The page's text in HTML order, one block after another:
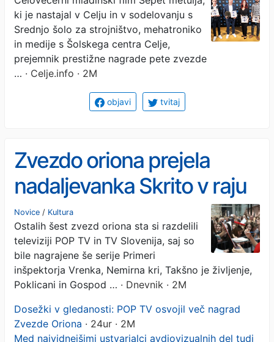
ki je nastajal v Celju in v sodelovanju s
Srednjo šolo za strojništvo, mehatroniko
in medije s Šolskega centra Celje,
prejemnik prestižne nagrade pete zvezde
… · Celje.info · 2M
objavi tvitaj
Zvezdo oriona prejela
nadaljevanka Skrito v raju
Novice / Kultura
Ostalih šest zvezd oriona sta si razdelili
televiziji POP TV in TV Slovenija, saj so
bile nagrajene še serije Primeri
inšpektorja Vrenka, Nemirna kri, Takšno je življenje,
Poklicani in Gospod … · Dnevnik · 2M
Dosežki v gledanosti: POP TV osvojil več nagrad
Zvezde Oriona · 24ur · 2M
Med najvidnejšimi ustvarjalci avdiovizualnih del tudi